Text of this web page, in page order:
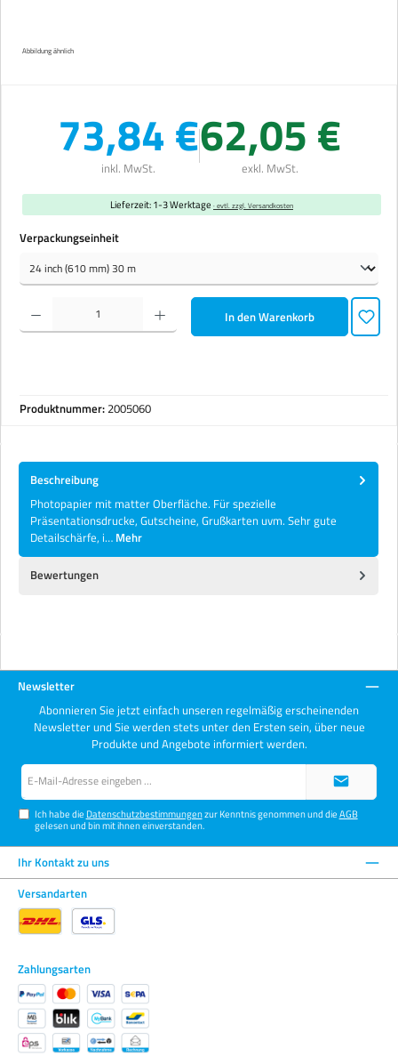
Abbildung ähnlich
73,84 €
inkl. MwSt.
62,05 €
exkl. MwSt.
Lieferzeit: 1-3 Werktage · evtl. zzgl. Versandkosten
Verpackungseinheitauswählen
Produkt Anzahl: Gib den gewünschten Wert ein oder benutze die Schaltflächen um die Anzahl zu
In den Warenkorb
Produktnummer:2005060
Beschreibung
Photopapier mit matter Oberfläche. Für spezielle
Präsentationsdrucke, Gutscheine, Grußkarten uvm. Sehr gute
Detailschärfe, i… Mehr
Bewertungen
Newsletter
Abonnieren Sie jetzt einfach unseren regelmäßig erscheinenden
Newsletter und Sie werden stets unter den Ersten sein, über neue
Produkte und Angebote informiert werden.
Ich habe die Datenschutzbestimmungenzur Kenntnis genommen und dieAGB
gelesen und bin mit ihnen einverstanden.
Ihr Kontakt zu uns
Versandarten
Zahlungsarten